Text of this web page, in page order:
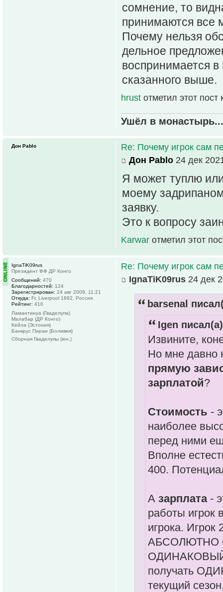
сомнение, то
принимаются все
Почему нельзя
дельное
воспринимается
сказанного выше.
hrust отметил этот
Ушёл в монастырь...
Re: Почему игрок сам
Дон Pablo 24 дек
Я может туплю
моему
заявку.
Это к вопросу
Karwar отметил этот
Дон Pablo
Re: Почему игрок сам
IgnaTiK09rus 24 дек
barsenal
Igen
Извините,
Но мне давно
прямую
зарплатой?
Стоимость -
наиболее
перед ними
Вполне
400.
А зарплата-
работы игрок
игрока. Игрок
АБСОЛЮТНО
ОДИНАКОВЫЙ
получать
текущий
IgnaTiK09rus
Президент ФФ ДР Конго
Сообщений: 470
Благодарностей: 124
Зарегистрирован: 24 авг 2009, 11:21
Откуда: Fc Liverpool 1892, Россия
Рейтинг: 410
Ламантинуа (Гваделупа)
Малабар (ДР Конго)
Кейла (Эстония)
Банкрус Пираи (Боливия)
Сборная Гваделупы (юн.)